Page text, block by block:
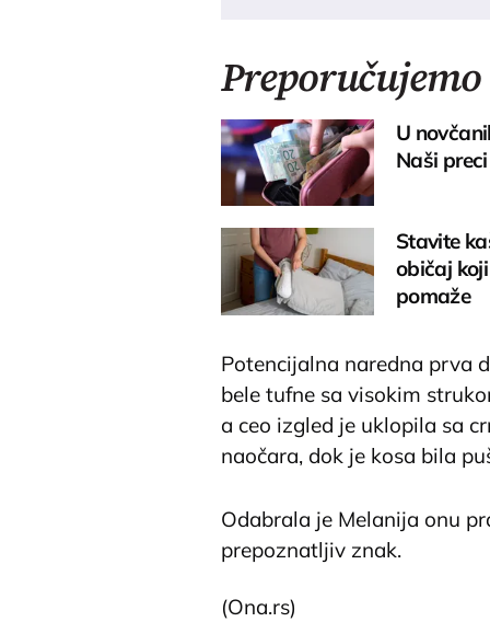
Preporučujemo
U
Naši
Stavite
običaj
pomaže
Potencijalna naredna prva
bele tufne sa visokim
a ceo izgled je uklopila sa
naočara, dok je kosa bila
Odabrala je Melanija onu
prepoznatljiv znak.
(Ona.rs)